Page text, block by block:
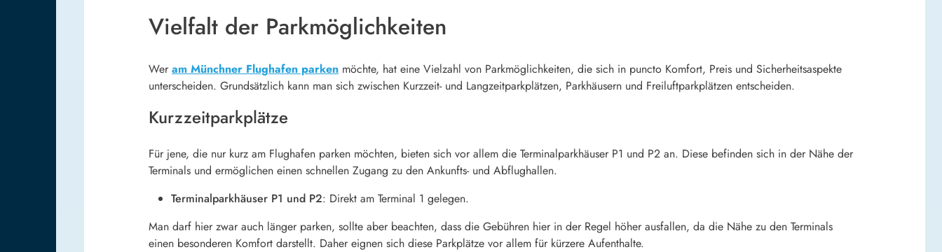
Vielfalt der Parkmöglichkeiten
Wer am Münchner Flughafen parken möchte, hat eine Vielzahl von Parkmöglichkeiten, die sich in puncto Komfort, Preis und Sicherheitsaspekte
unterscheiden. Grundsätzlich kann man sich zwischen Kurzzeit- und Langzeitparkplätzen, Parkhäusern und Freiluftparkplätzen entscheiden.
Kurzzeitparkplätze
Für jene, die nur kurz am Flughafen parken möchten, bieten sich vor allem die Terminalparkhäuser P1 und P2 an. Diese befinden sich in der Nähe der
Terminals und ermöglichen einen schnellen Zugang zu den Ankunfts- und Abflughallen.
Terminalparkhäuser P1 und P2: Direkt am Terminal 1 gelegen.
Man darf hier zwar auch länger parken, sollte aber beachten, dass die Gebühren hier in der Regel höher ausfallen, da die Nähe zu den Terminals
einen besonderen Komfort darstellt. Daher eignen sich diese Parkplätze vor allem für kürzere Aufenthalte.